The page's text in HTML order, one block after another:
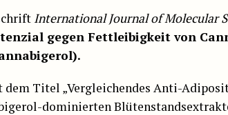
International Journal of Molecular
gegen Fettleibigkeit von
Titel „Vergleichendes Anti-
dominierten